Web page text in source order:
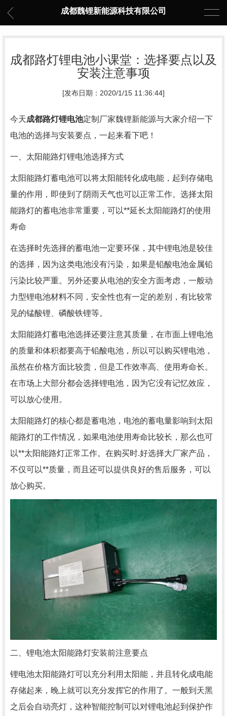
成都魏锂新能源科技有限公司
成都路灯锂电池小课堂：选择要点以及
安装注意事项
[发布日期：2020/1/15 11:36:44]
今天成都路灯锂电池定制厂家魏锂新能源与大家介绍一下
电池的选择与安装要点，一起来看下吧！
一、太阳能路灯锂电池选择方式
太阳能路灯蓄电池可以将太阳能转化成电能，起到存储电
量的作用，即使到了阴雨天气也可以正常工作。选择太阳
能路灯的蓄电池非常重要，可以**延长太阳能路灯的使用
寿命
在选择时先选择的蓄电池一定要环保，其中锂电池是较佳
的选择，因为这类电池没有污染，如果是铅酸电池金属铅
污染比较严重。另外还要从电池的安全方面考虑，一般动
力型锂电池材料不同，安全性也有一定的差别，有比较常
见的锰酸锂、磷酸铁锂等。
太阳能路灯蓄电池选择还要注意其质量，在市面上锂电池
的质量和体积都要高于铅酸电池，所以可以购买锂电池，
虽然在价格方面比较贵，但是工作效率高、使用寿命长。
在市场上大部分都会选择锂电池，因为它没有记忆效应，
可以放心使用。
太阳能路灯的核心都是蓄电池，电池的蓄电量影响到太阳
能路灯的工作情况，如果电池使用寿命比较长，那么也可
以**太阳能路灯正常工作。在购买时.好选择大厂家产品，
不仅可以**质量，而且还可以提供良好的售后服务，可以
放心购买。
二、锂电池太阳能路灯安装前注意要点
锂电池太阳能路灯可以充分利用太阳能，并且转化成电能
存储起来，晚上就可以充分发挥它的作用了。一般到天黑
之后会自动亮灯，这种智能控制可以对锂电池起到保护作